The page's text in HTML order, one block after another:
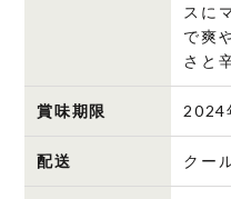
スに
で爽
さと
賞味期限 2024
配送 クー